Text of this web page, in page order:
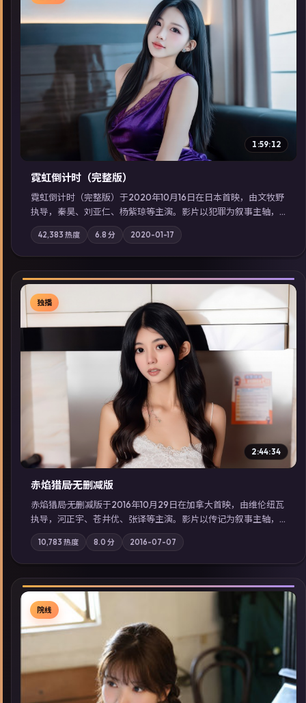
▶
1:59:12
霓虹倒计时（完整版）
霓虹倒计时（完整版）于2020年10月16日在日本首映，由文牧野
执导，秦昊、刘亚仁、杨紫琼等主演。影片以犯罪为叙事主轴，
边境小镇的平静被一封匿名信彻底打破；摄影与配乐强化地域气
质；站内亦可通过「国产免费观看高清电视剧在线看」延展检索
同类型高分佳作，畅享高清在线追剧体验。
42,383 热度 6.8 分 2020-01-17
▶
独播
2:44:34
赤焰猎局·无删减版
赤焰猎局·无删减版于2016年10月29日在加拿大首映，由维伦纽瓦
执导，河正宇、苍井优、张译等主演。影片以传记为叙事主轴，
亲情与职责必须在倒计时结束前做出抉择；摄影与配乐强化地域
气质；站内亦可通过「国产免费观看高清电视剧在线看」延展检
索同类型高分佳作，畅享高清在线追剧体验。
10,783 热度 8.0 分 2016-07-07
院线